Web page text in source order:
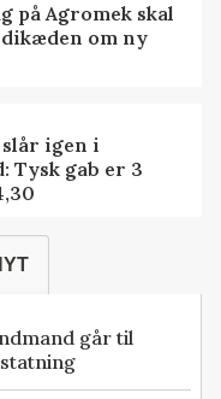
på Agromek skal
om ny
igen i
gab er 3
går til